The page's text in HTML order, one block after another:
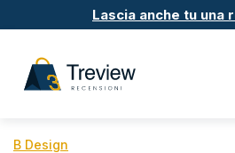
Lascia anche tu una
B Design